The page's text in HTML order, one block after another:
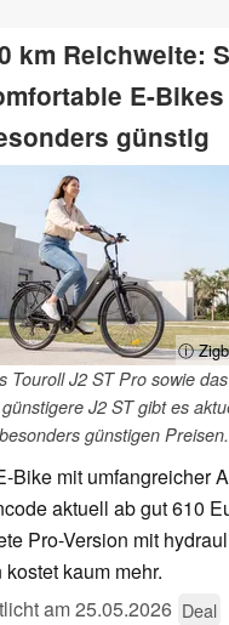
km Reichweite:
E-
günstig
ⓘ
Touroll J2 ST Pro sowie das
J2 ST gibt es
günstigen Preisen.
Bike mit umfangreicher
aktuell ab gut 610
Pro-Version mit
kaum mehr.
am25.05.2026 Deal